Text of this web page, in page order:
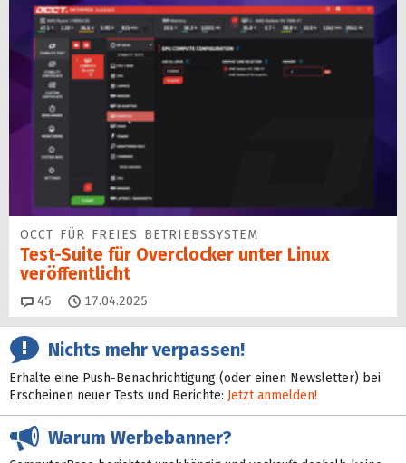
OCCT FÜR FREIES BETRIEBSSYSTEM
Test-Suite für Overclocker unter Linux
veröffentlicht
45 Kommentare
17.04.2025
Nichts mehr verpassen!
Erhalte eine Push-Benachrichtigung (oder einen Newsletter) bei
Erscheinen neuer Tests und Berichte: Jetzt anmelden!
Warum Werbebanner?